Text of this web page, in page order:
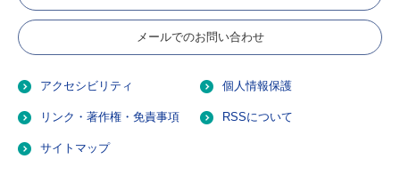
メールでのお問い合わせ
アクセシビリティ 個人情報保護
リンク・著作権・免責事項 RSSについて
サイトマップ